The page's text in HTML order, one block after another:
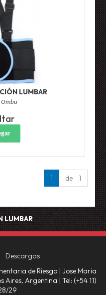
LUMBAR
Ombu
1 de 1
LUMBAR
Descargas
de Riesgo | Jose Maria
Aires, Argentina | Tel: (+54 11)
29